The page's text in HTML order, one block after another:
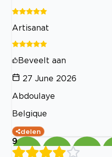
Artisanat
Beveelt aan
27 June 2026
Abdoulaye
Belgique
delen
9